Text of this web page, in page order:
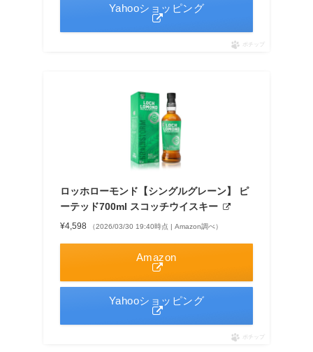
Yahooショッピング
ポチップ
ロッホローモンド【シングルグレーン】 ピ
ーテッド700ml スコッチウイスキー
¥4,598 （2026/03/30 19:40時点 | Amazon調べ）
Amazon
Yahooショッピング
ポチップ